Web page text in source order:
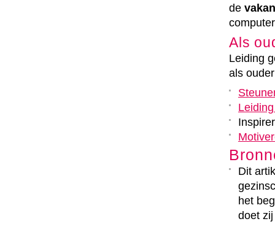
de
Als
Leiding
als
Dit
het
doet